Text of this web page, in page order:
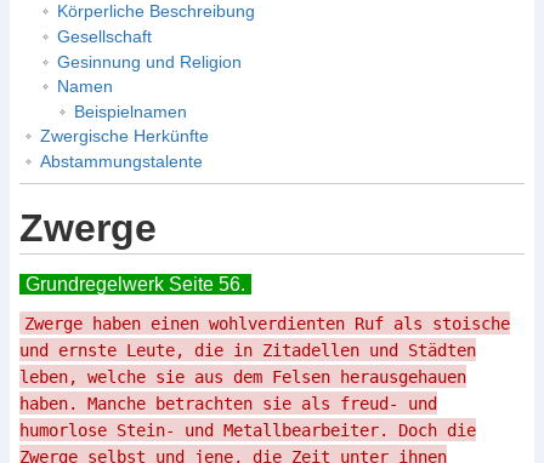
Körperliche Beschreibung
Gesellschaft
Gesinnung und Religion
Namen
Beispielnamen
Zwergische Herkünfte
Abstammungstalente
Zwerge
Grundregelwerk Seite 56.
Zwerge haben einen wohlverdienten Ruf als stoische
und ernste Leute, die in Zitadellen und Städten
leben, welche sie aus dem Felsen herausgehauen
haben. Manche betrachten sie als freud- und
humorlose Stein- und Metallbearbeiter. Doch die
Zwerge selbst und jene, die Zeit unter ihnen